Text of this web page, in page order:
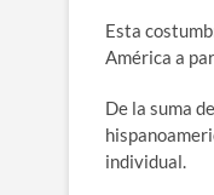
Esta
América a
De la suma
individual.